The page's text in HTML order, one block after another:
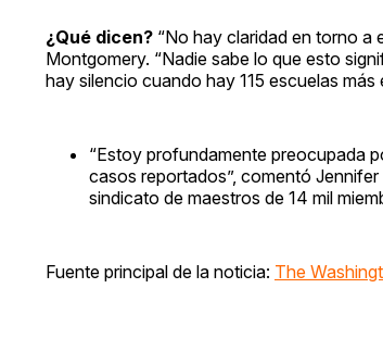
¿Qué dicen? “No hay claridad en torno a
Montgomery. “Nadie sabe lo que esto
hay silencio cuando hay 115 escuelas más
“Estoy profundamente preocupada
casos reportados”, comentó
sindicato de maestros de 14 mil
Fuente principal de la noticia: The